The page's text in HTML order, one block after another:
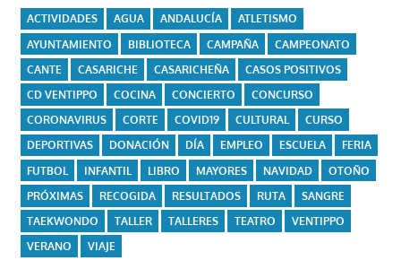
ACTIVIDADES AGUA ANDALUCÍA
ATLETISMO
AYUNTAMIENTO
BIBLIOTECA CAMPAÑA
CAMPEONATO
CANTE
CASARICHE CASARICHEÑA
CASOS POSITIVOS
CD VENTIPPO
COCINA CONCIERTO
CONCURSO
CORONAVIRUS
CORTE COVID19 CULTURAL
CURSO
DEPORTIVAS
DONACIÓN DÍA EMPLEO ESCUELA
FERIA
FUTBOL
INFANTIL LIBRO MAYORES NAVIDAD
OTOÑO
PRÓXIMAS
RECOGIDA RESULTADOS RUTA
SANGRE
TAEKWONDO
TALLER TALLERES TEATRO
VENTIPPO
VERANO
VIAJE